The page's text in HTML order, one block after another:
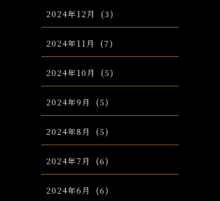
2024年12月 (3)
2024年11月 (7)
2024年10月 (5)
2024年9月 (5)
2024年8月 (5)
2024年7月 (6)
2024年6月 (6)